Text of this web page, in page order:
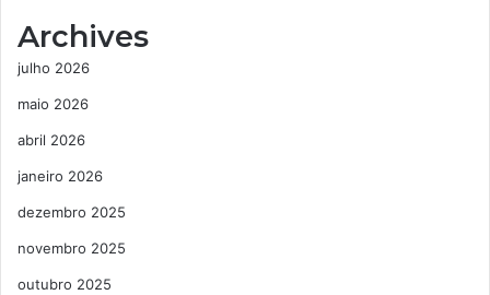
Archives
julho 2026
maio 2026
abril 2026
janeiro 2026
dezembro 2025
novembro 2025
outubro 2025